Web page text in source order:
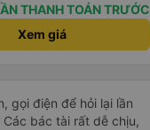
THANH TOÁN TRƯỚC
Xem giá
gọi điện để hỏi lại lần
bác tài rất dễ chịu,